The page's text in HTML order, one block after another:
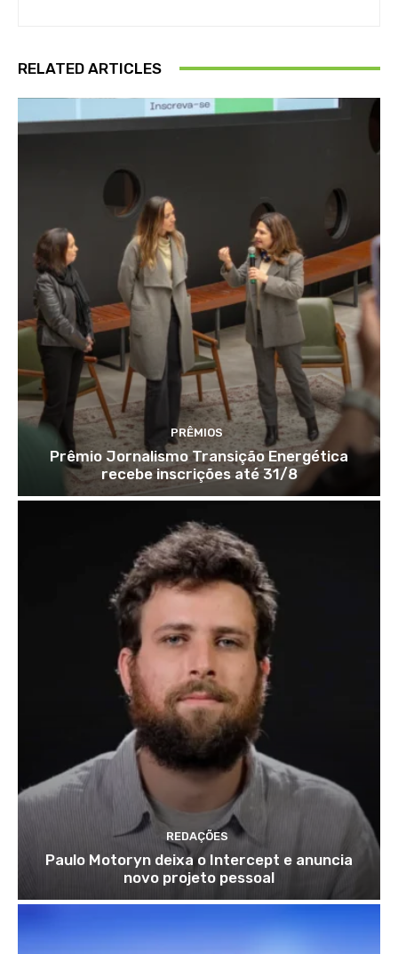
RELATED ARTICLES
PRÊMIOS
Prêmio Jornalismo Transição Energética
recebe inscrições até 31/8
REDAÇÕES
Paulo Motoryn deixa o Intercept e anuncia
novo projeto pessoal